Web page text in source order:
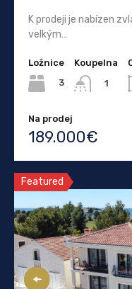
K prodeji je nabízen
velkým…
Ložnice
3
Koupelna
1
Na prodej
189.000€
Featured